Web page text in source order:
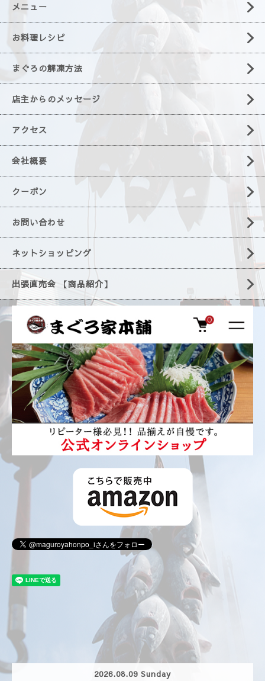
メニュー
お料理レシピ
まぐろの解凍方法
店主からのメッセージ
アクセス
会社概要
クーポン
お問い合わせ
ネットショッピング
出張直売会 【商品紹介】
2026.08.09 Sunday